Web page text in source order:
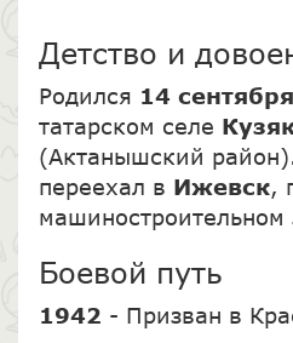
Детство и
Родился 14
татарском селе
(Актанышский
переехал в Ижевск,
машиностроительном
Боевой путь
1942 - Призван в